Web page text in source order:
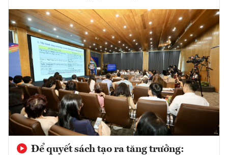
Để quyết sách tạo ra tăng trưởng: